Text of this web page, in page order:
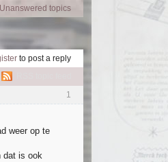
Unanswered topics
to post a reply
1
weer op te
dat is ook